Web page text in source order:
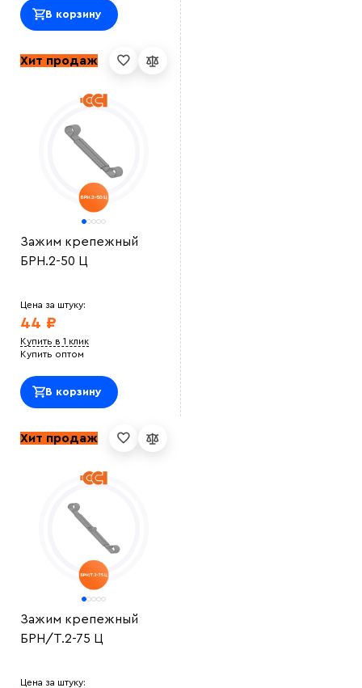
В корзину
Хит продаж
Зажим крепежный
БРН.2-50 Ц
Цена за штуку:
44 ₽
Купить в 1 клик
Купить оптом
В корзину
Хит продаж
Зажим крепежный
БРН/Т.2-75 Ц
Цена за штуку: